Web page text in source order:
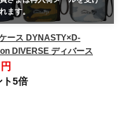
ます。
ース DYNASTY×D-
DIVERSE ディバース
ト5倍